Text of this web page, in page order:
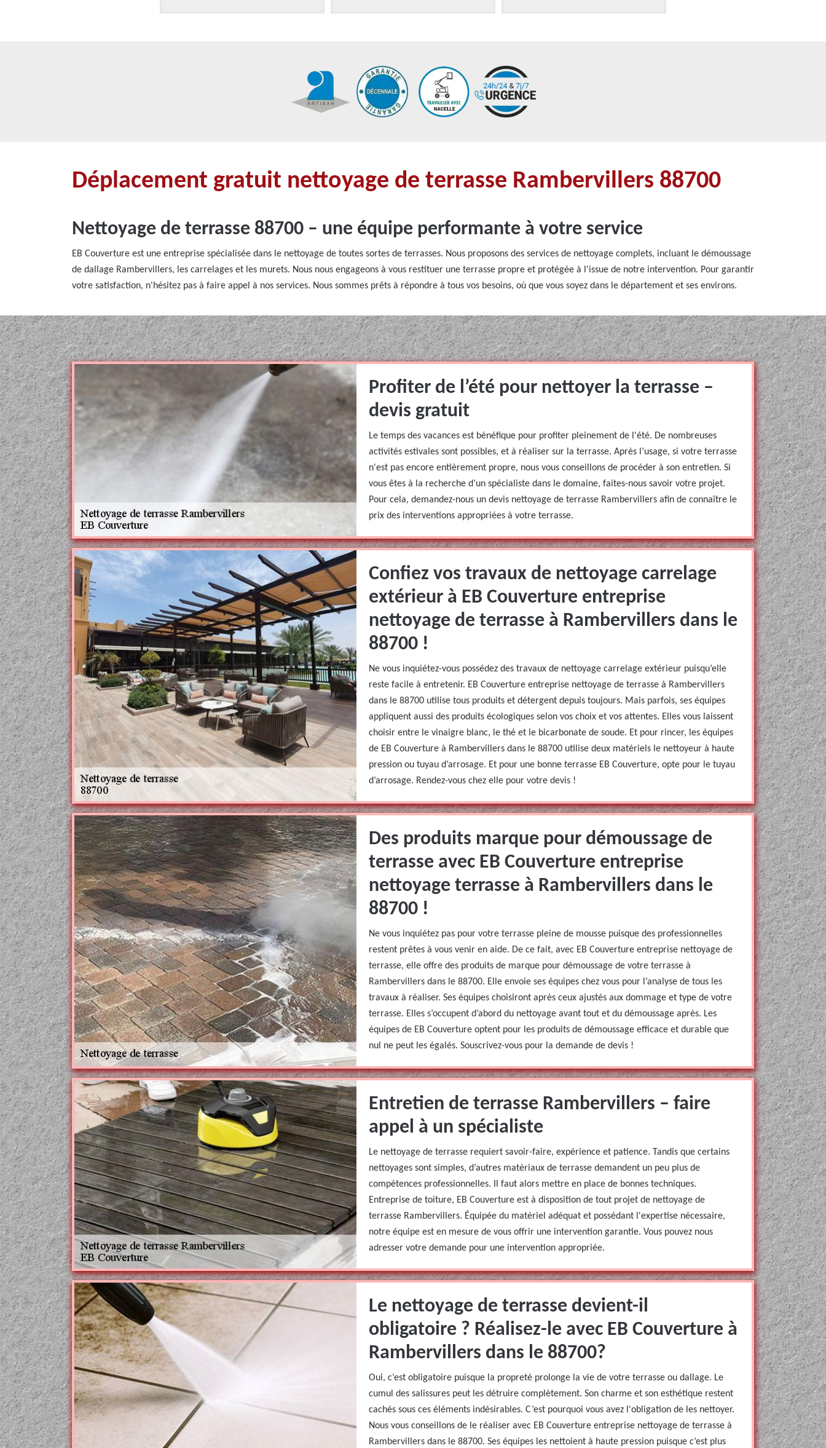
Déplacement gratuit nettoyage de terrasse Rambervillers 88700
Nettoyage de terrasse 88700 – une équipe performante à votre service
EB Couverture est une entreprise spécialisée dans le nettoyage de toutes sortes de terrasses. Nous proposons des services de nettoyage complets, incluant le démoussage
de dallage Rambervillers, les carrelages et les murets. Nous nous engageons à vous restituer une terrasse propre et protégée à l'issue de notre intervention. Pour garantir
votre satisfaction, n'hésitez pas à faire appel à nos services. Nous sommes prêts à répondre à tous vos besoins, où que vous soyez dans le département et ses environs.
Profiter de l’été pour nettoyer la terrasse –
devis gratuit
Le temps des vacances est bénéfique pour profiter pleinement de l'été. De nombreuses
activités estivales sont possibles, et à réaliser sur la terrasse. Après l’usage, si votre terrasse
n'est pas encore entièrement propre, nous vous conseillons de procéder à son entretien. Si
vous êtes à la recherche d’un spécialiste dans le domaine, faites-nous savoir votre projet.
Pour cela, demandez-nous un devis nettoyage de terrasse Rambervillers afin de connaître le
prix des interventions appropriées à votre terrasse.
Confiez vos travaux de nettoyage carrelage
extérieur à EB Couverture entreprise
nettoyage de terrasse à Rambervillers dans le
88700 !
Ne vous inquiétez-vous possédez des travaux de nettoyage carrelage extérieur puisqu’elle
reste facile à entretenir. EB Couverture entreprise nettoyage de terrasse à Rambervillers
dans le 88700 utilise tous produits et détergent depuis toujours. Mais parfois, ses équipes
appliquent aussi des produits écologiques selon vos choix et vos attentes. Elles vous laissent
choisir entre le vinaigre blanc, le thé et le bicarbonate de soude. Et pour rincer, les équipes
de EB Couverture à Rambervillers dans le 88700 utilise deux matériels le nettoyeur à haute
pression ou tuyau d’arrosage. Et pour une bonne terrasse EB Couverture, opte pour le tuyau
d’arrosage. Rendez-vous chez elle pour votre devis !
Des produits marque pour démoussage de
terrasse avec EB Couverture entreprise
nettoyage terrasse à Rambervillers dans le
88700 !
Ne vous inquiétez pas pour votre terrasse pleine de mousse puisque des professionnelles
restent prêtes à vous venir en aide. De ce fait, avec EB Couverture entreprise nettoyage de
terrasse, elle offre des produits de marque pour démoussage de votre terrasse à
Rambervillers dans le 88700. Elle envoie ses équipes chez vous pour l’analyse de tous les
travaux à réaliser. Ses équipes choisiront après ceux ajustés aux dommage et type de votre
terrasse. Elles s’occupent d’abord du nettoyage avant tout et du démoussage après. Les
équipes de EB Couverture optent pour les produits de démoussage efficace et durable que
nul ne peut les égalés. Souscrivez-vous pour la demande de devis !
Entretien de terrasse Rambervillers – faire
appel à un spécialiste
Le nettoyage de terrasse requiert savoir-faire, expérience et patience. Tandis que certains
nettoyages sont simples, d’autres matériaux de terrasse demandent un peu plus de
compétences professionnelles. Il faut alors mettre en place de bonnes techniques.
Entreprise de toiture, EB Couverture est à disposition de tout projet de nettoyage de
terrasse Rambervillers. Équipée du matériel adéquat et possédant l'expertise nécessaire,
notre équipe est en mesure de vous offrir une intervention garantie. Vous pouvez nous
adresser votre demande pour une intervention appropriée.
Le nettoyage de terrasse devient-il
obligatoire ? Réalisez-le avec EB Couverture à
Rambervillers dans le 88700?
Oui, c’est obligatoire puisque la propreté prolonge la vie de votre terrasse ou dallage. Le
cumul des salissures peut les détruire complètement. Son charme et son esthétique restent
cachés sous ces éléments indésirables. C’est pourquoi vous avez l'obligation de les nettoyer.
Nous vous conseillons de le réaliser avec EB Couverture entreprise nettoyage de terrasse à
Rambervillers dans le 88700. Ses équipes les nettoient à haute pression puisque c’est plus